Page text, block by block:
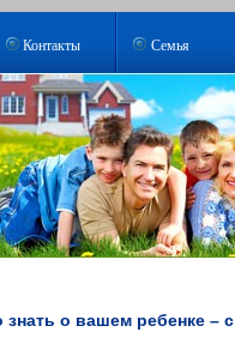
Контакты Семья
о вашем ребенке – с